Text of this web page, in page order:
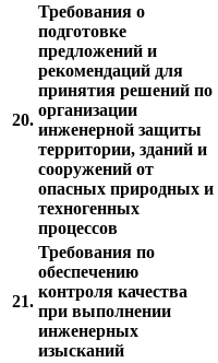
20.
Требования о
подготовке
предложений и
рекомендаций для
принятия решений по
организации
инженерной защиты
территории, зданий и
сооружений от
опасных природных и
техногенных
процессов
21.
Требования по
обеспечению
контроля качества
при выполнении
инженерных
изысканий